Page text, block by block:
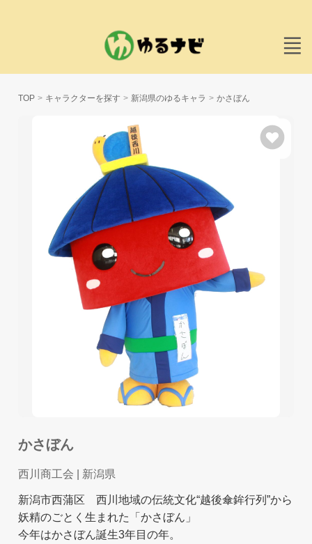
TOP キャラクターを探す 新潟県のゆるキャラ かさぼん
かさぼん
西川商工会 | 新潟県
新潟市西蒲区 西川地域の伝統文化“越後傘鉾行列”から
妖精のごとく生まれた「かさぼん」
今年はかさぼん誕生3年目の年。